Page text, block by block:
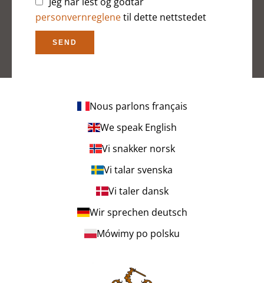
personvernreglenetil dette nettstedet
SEND
Nous parlons français
We speak English
Vi snakker norsk
Vi talar svenska
Vi taler dansk
Wir sprechen deutsch
Mówimy po polsku